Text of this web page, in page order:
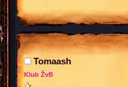
Tomaash
Klub ŽvB